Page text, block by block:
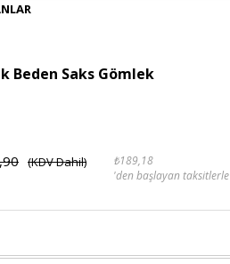
Beden Saks Gömlek
(KDV Dahil)
₺189,18
'den başlayan taksitlerle